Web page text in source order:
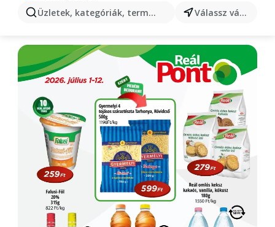
Üzletek, kategóriák, termékek keresése... Válassz várost